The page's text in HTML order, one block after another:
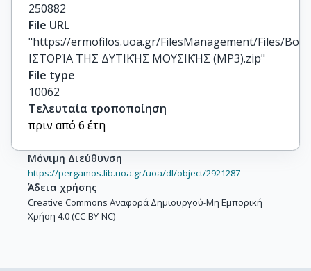
250882
File URL
"https://ermofilos.uoa.gr/FilesManagement/Files/
ΙΣΤΟΡΊΑ ΤΗΣ ΔΥΤΙΚΉΣ ΜΟΥΣΙΚΉΣ (MP3).zip"
File type
10062
Τελευταία τροποποίηση
πριν από 6 έτη
Μόνιμη Διεύθυνση
https://pergamos.lib.uoa.gr/uoa/dl/object/2921287
Άδεια χρήσης
Creative Commons Αναφορά Δημιουργού-Μη Εμπορική
Χρήση 4.0 (CC-BY-NC)